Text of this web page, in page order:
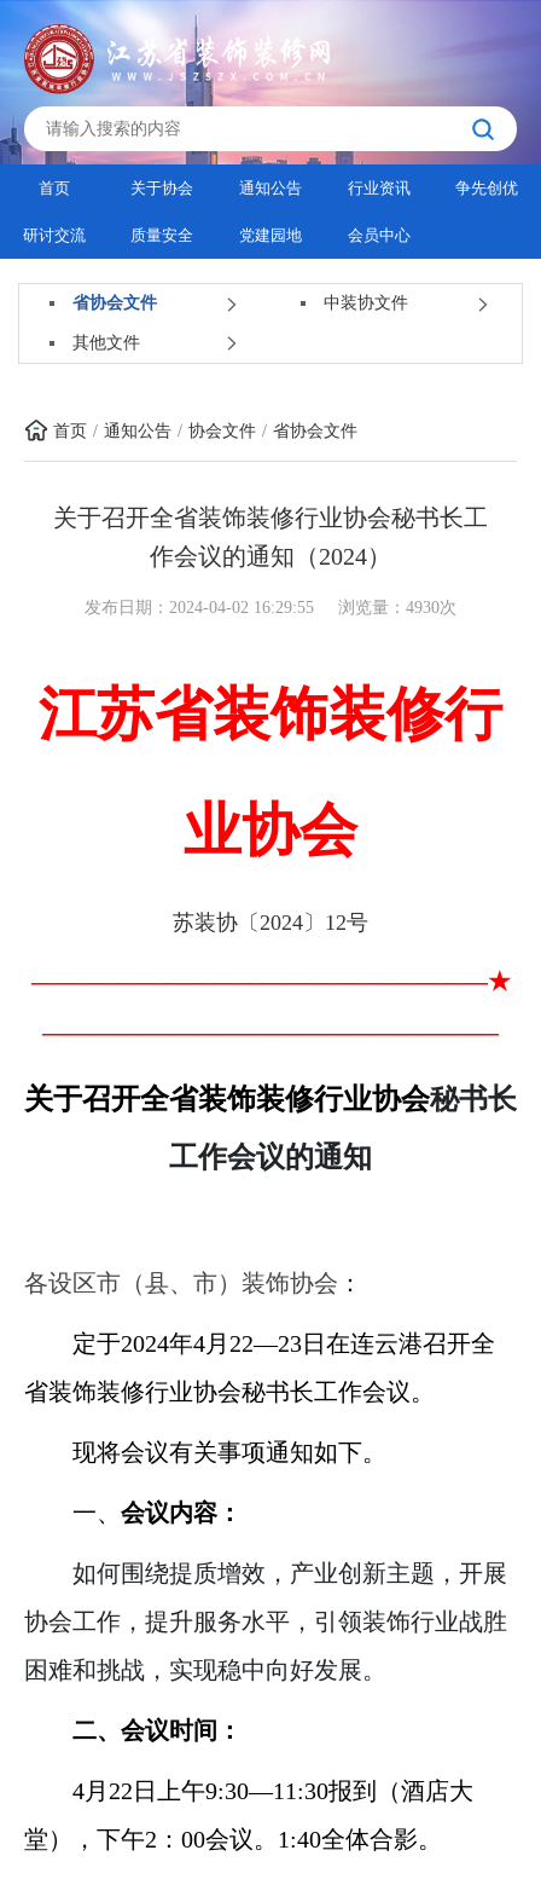
首页 关于协会 通知公告 行业资讯 争先创优
研讨交流 质量安全 党建园地 会员中心
省协会文件 中装协文件
其他文件
首页 通知公告 协会文件 省协会文件
关于召开全省装饰装修行业协会秘书长工
作会议的通知（2024）
发布日期：2024-04-02 16:29:55 浏览量：4930次
江苏省装饰装修行
业协会
苏装协〔2024〕12号
——————————————————★
——————————————————
关于召开全省装饰装修行业协会秘书长
工作会议的通知
各设区市（县、市）装饰协会 ：
定于2024年4月 22—23日在连云港召开全
省装饰装修行业协会秘书长工作会议。
现将会议有关事项通知如下。
一、 会议内容：
如何围绕提质增效，产业创新主题，开展
协会工作，提升服务水平，引领装饰行业战胜
困难和挑战，实现稳中向好发展。
二、会议时间：
4月 22 日上午9:30—11:30报到（酒店大
堂），下午2 ： 00会议。 1:40全体合影。